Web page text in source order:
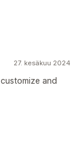
27. kesäkuu 2024
and